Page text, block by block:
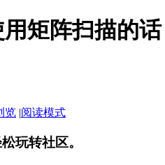
矩阵扫描的
览 |阅读模式
玩转社区。